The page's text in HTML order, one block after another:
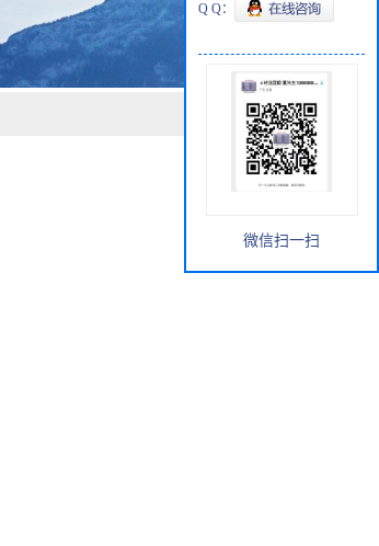
Q Q：
微信扫一扫